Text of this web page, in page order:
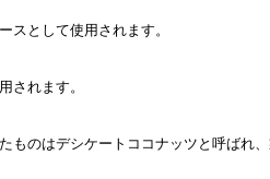
として使用されます。
されます。
のはデシケートココナッツと呼ばれ